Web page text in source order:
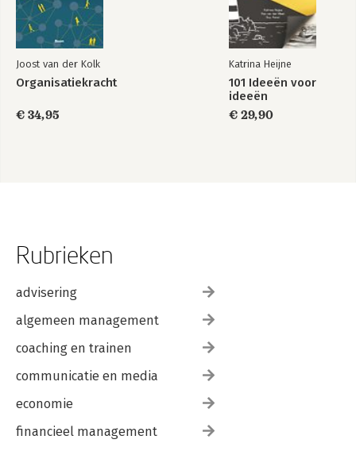
Joost van der Kolk
Organisatiekracht
€ 34,95
Katrina Heijne
101 Ideeën voor
ideeën
€ 29,90
Rubrieken
advisering
algemeen management
coaching en trainen
communicatie en media
economie
financieel management